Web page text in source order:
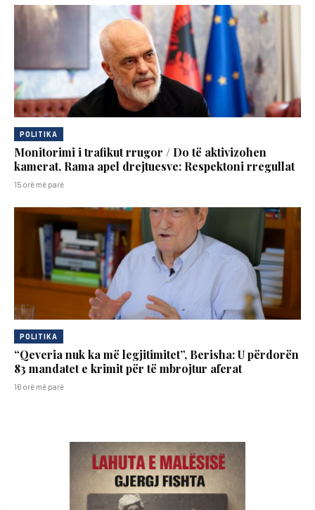
POLITIKA
Monitorimi i trafikut rrugor / Do të aktivizohen
kamerat, Rama apel drejtuesve: Respektoni rregullat
15 orë më parë
POLITIKA
“Qeveria nuk ka më legjitimitet”, Berisha: U përdorën
83 mandatet e krimit për të mbrojtur aferat
16 orë më parë